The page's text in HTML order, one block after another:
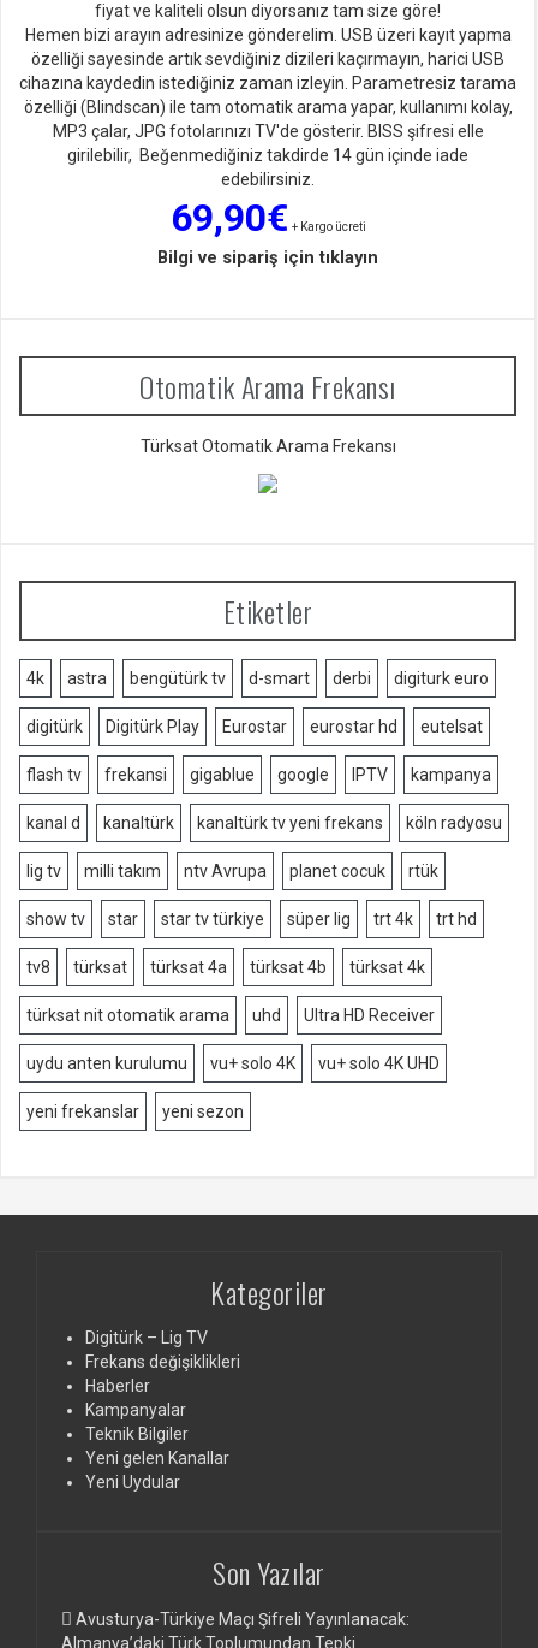
fiyat ve kaliteli olsun diyorsanız tam size göre!
Hemen bizi arayın adresinize gönderelim. USB üzeri kayıt yapma
özelliği sayesinde artık sevdiğiniz dizileri kaçırmayın, harici USB
cihazına kaydedin istediğiniz zaman izleyin. Parametresiz tarama
özelliği (Blindscan) ile tam otomatik arama yapar, kullanımı kolay,
MP3 çalar, JPG fotolarınızı TV'de gösterir. BISS şifresi elle
girilebilir, Beğenmediğiniz takdirde 14 gün içinde iade
edebilirsiniz.
69,90€ + Kargo ücreti
Bilgi ve sipariş için tıklayın
Otomatik Arama Frekansı
Türksat Otomatik Arama Frekansı
Etiketler
4k astra bengütürk tv d-smart derbi digiturk euro
digitürk Digitürk Play Eurostar eurostar hd eutelsat
flash tv frekansi gigablue google IPTV kampanya
kanal d kanaltürk kanaltürk tv yeni frekans köln radyosu
lig tv milli takım ntv Avrupa planet cocuk rtük
show tv star star tv türkiye süper lig trt 4k trt hd
tv8 türksat türksat 4a türksat 4b türksat 4k
türksat nit otomatik arama uhd Ultra HD Receiver
uydu anten kurulumu vu+ solo 4K vu+ solo 4K UHD
yeni frekanslar yeni sezon
Kategoriler
Digitürk – Lig TV
Frekans değişiklikleri
Haberler
Kampanyalar
Teknik Bilgiler
Yeni gelen Kanallar
Yeni Uydular
Son Yazılar
Avusturya-Türkiye Maçı Şifreli Yayınlanacak:
Almanya’daki Türk Toplumundan Tepki